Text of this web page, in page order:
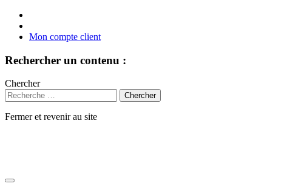
Mon compte client
Rechercher un contenu :
Chercher
Fermer et revenir au site